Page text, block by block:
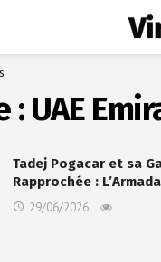
: UAE
Tadej Pogacar et sa
Rapprochée :
29/06/2026